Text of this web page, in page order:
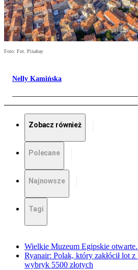
Foto: Fot. Pixabay
Nelly Kamińska
Zobacz również
Polecane
Najnowsze
Tagi
Wielkie Muzeum Egipskie
Ryanair: Polak, który zakłócił lot
wybryk 5500 złotych